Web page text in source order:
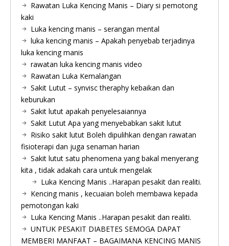
Rawatan Luka Kencing Manis – Diary si pemotong
kaki
Luka kencing manis – serangan mental
luka kencing manis – Apakah penyebab terjadinya
luka kencing manis
rawatan luka kencing manis video
Rawatan Luka Kemalangan
Sakit Lutut – synvisc theraphy kebaikan dan
keburukan
Sakit lutut apakah penyelesaiannya
Sakit Lutut Apa yang menyebabkan sakit lutut
Risiko sakit lutut Boleh dipulihkan dengan rawatan
fisioterapi dan juga senaman harian
Sakit lutut satu phenomena yang bakal menyerang
kita , tidak adakah cara untuk mengelak
Luka Kencing Manis ..Harapan pesakit dan realiti.
Kencing manis , kecuaian boleh membawa kepada
pemotongan kaki
Luka Kencing Manis ..Harapan pesakit dan realiti.
UNTUK PESAKIT DIABETES SEMOGA DAPAT
MEMBERI MANFAAT – BAGAIMANA KENCING MANIS